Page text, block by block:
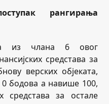
рангирања
из члана 6 овог
средстава за
верских објеката,
бодова а навише 100,
средстава за остале